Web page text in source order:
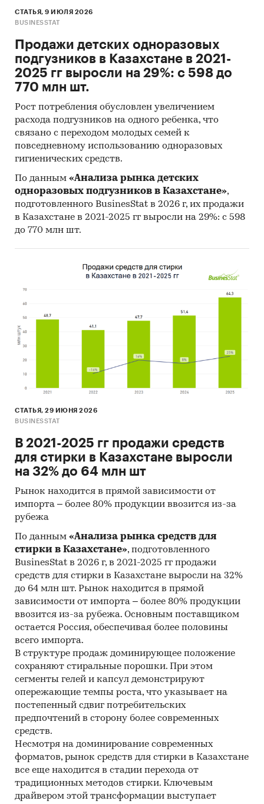
СТАТЬЯ, 9 ИЮЛЯ 2026
BUSINESSTAT
Продажи детских одноразовых
подгузников в Казахстане в 2021-
2025 гг выросли на 29%: с 598 до
770 млн шт.
Рост потребления обусловлен увеличением
расхода подгузников на одного ребенка, что
связано с переходом молодых семей к
повседневному использованию одноразовых
гигиенических средств.
По данным «Анализа рынка детских
одноразовых подгузников в Казахстане»,
подготовленного BusinesStat в 2026 г, их продажи
в Казахстане в 2021-2025 гг выросли на 29%: с 598
до 770 млн шт.
СТАТЬЯ, 29 ИЮНЯ 2026
BUSINESSTAT
В 2021-2025 гг продажи средств
для стирки в Казахстане выросли
на 32% до 64 млн шт
Рынок находится в прямой зависимости от
импорта – более 80% продукции ввозится из-за
рубежа
По данным «Анализа рынка средств для
стирки в Казахстане», подготовленного
BusinesStat в 2026 г, в 2021-2025 гг продажи
средств для стирки в Казахстане выросли на 32%
до 64 млн шт. Рынок находится в прямой
зависимости от импорта – более 80% продукции
ввозится из-за рубежа. Основным поставщиком
остается Россия, обеспечивая более половины
всего импорта.
В структуре продаж доминирующее положение
сохраняют стиральные порошки. При этом
сегменты гелей и капсул демонстрируют
опережающие темпы роста, что указывает на
постепенный сдвиг потребительских
предпочтений в сторону более современных
средств.
Несмотря на доминирование современных
форматов, рынок средств для стирки в Казахстане
все еще находится в стадии перехода от
традиционных методов стирки. Ключевым
драйвером этой трансформации выступает